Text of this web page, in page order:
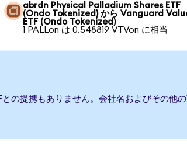
abrdn Physical Palladium Shares ETF
(Ondo Tokenized) から Vanguard
ETF (Ondo Tokenized)
1 PALLon は 0.548819 VTVon に相当
の提携もありません。会社名およびその他